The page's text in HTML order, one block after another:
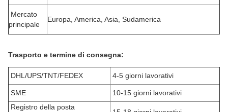
Mercato
principale
Europa, America, Asia, Sudamerica
Trasporto e termine di consegna:
DHL/UPS/TNT/FEDEX 4-5 giorni lavorativi
SME
10-15 giorni lavorativi
Registro della posta